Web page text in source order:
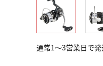
通常1～3営業日で発